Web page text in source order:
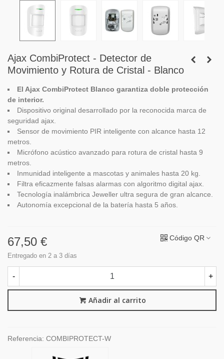
Ajax CombiProtect - Detector de
Movimiento y Rotura de Cristal - Blanco
El Ajax CombiProtect Blanco garantiza doble protección
de interior.
Dispositivo original desarrollado por la reconocida marca de
seguridad ajax.
Sensor de movimiento PIR inteligente con alcance hasta 12
metros.
Micrófono acústico avanzado para rotura de cristal hasta 9
metros.
Inmunidad inteligente a mascotas y animales hasta 20 kg.
Filtra eficazmente falsas alarmas con algoritmo digital ajax.
Tecnología inalámbrica Jeweller ultra segura de gran alcance.
Autonomía excepcional de la batería hasta 5 años.
67,50 €
Entregado en 2 a 3 días
Código QR
- +
Añadir al carrito
Referencia: COMBIPROTECT-W